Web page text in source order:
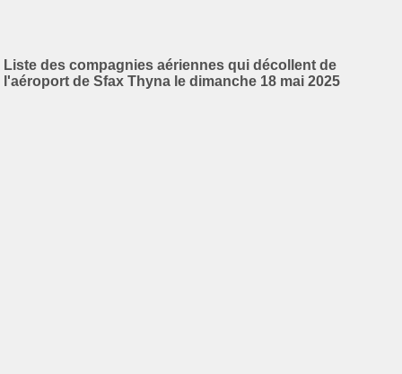
Liste des compagnies aériennes qui décollent de
l'aéroport de Sfax Thyna le dimanche 18 mai 2025